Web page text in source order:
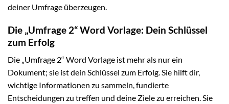
deiner Umfrage überzeugen.
Die „Umfrage 2“ Word Vorlage: Dein Schlüssel
zum Erfolg
Die „Umfrage 2“ Word Vorlage ist mehr als nur ein
Dokument; sie ist dein Schlüssel zum Erfolg. Sie hilft dir,
wichtige Informationen zu sammeln, fundierte
Entscheidungen zu treffen und deine Ziele zu erreichen. Sie